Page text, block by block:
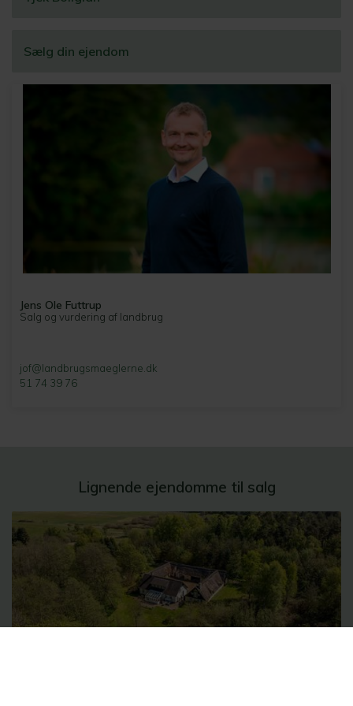
Sælg din ejendom
Jens Ole Futtrup
Salg og vurdering af landbrug
jof@landbrugsmaeglerne.dk
51 74 39 76
Lignende ejendomme til salg